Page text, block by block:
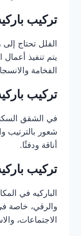
تركيب
الفلل تحتاج
يتم تنفيذ أعمال
الفخامة
تركيب
في الشقق
شعور بالترتيب
أناقة ودفئًا.
تركيب
الباركيه في
والرقي، خاصة
الاجتماعات،